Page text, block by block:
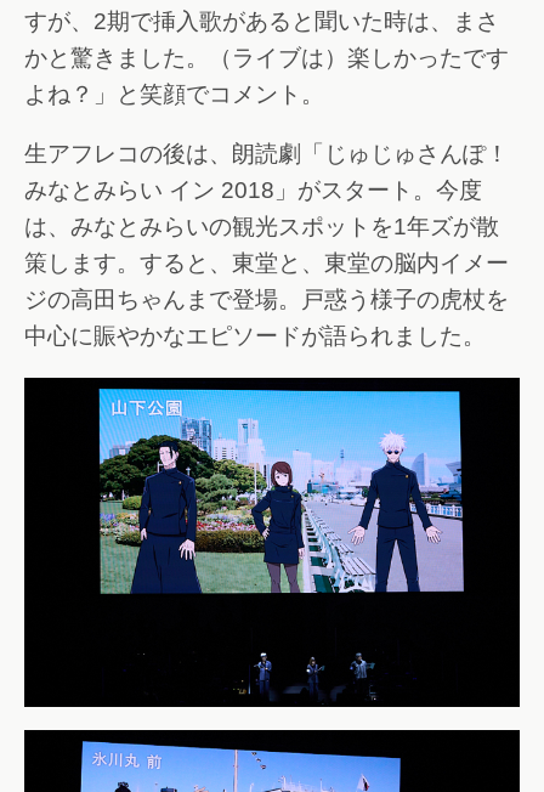
すが、2期で挿入歌があると聞いた時は、まさ
かと驚きました。（ライブは）楽しかったです
よね？」と笑顔でコメント。
生アフレコの後は、朗読劇「じゅじゅさんぽ！
みなとみらい イン 2018」がスタート。今度
は、みなとみらいの観光スポットを1年ズが散
策します。すると、東堂と、東堂の脳内イメー
ジの高田ちゃんまで登場。戸惑う様子の虎杖を
中心に賑やかなエピソードが語られました。